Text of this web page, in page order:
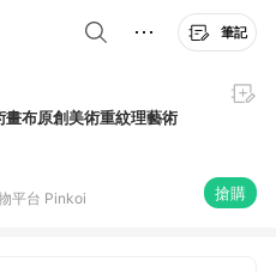
筆記
畫布原創美術重紋理藝術
平台 Pinkoi 搶購